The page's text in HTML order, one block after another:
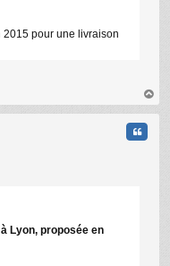
2015 pour une livraison
au
Lyon, proposée en